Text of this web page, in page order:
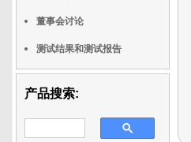
董事会讨论
测试结果和测试报告
产品搜索: